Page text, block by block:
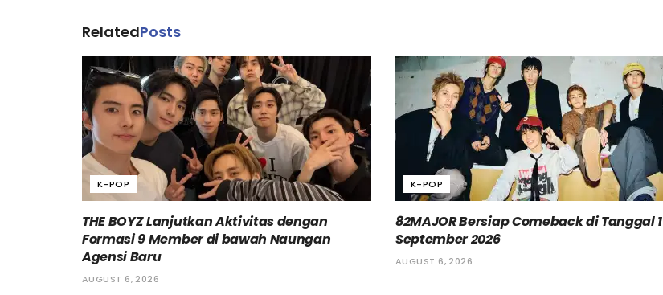
RelatedPosts
K-POP
THE BOYZ Lanjutkan Aktivitas dengan
Formasi 9 Member di bawah Naungan
Agensi Baru
AUGUST 6, 2026
K-POP
82MAJOR Bersiap Comeback di Tanggal 1
September 2026
AUGUST 6, 2026